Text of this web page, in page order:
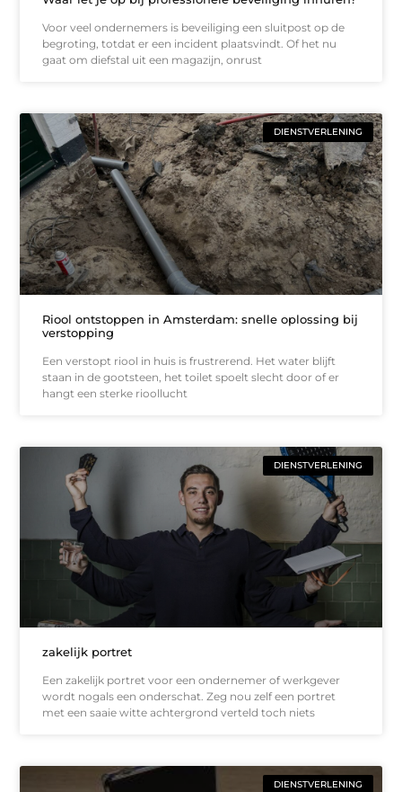
Voor veel ondernemers is beveiliging een sluitpost op de
begroting, totdat er een incident plaatsvindt. Of het nu
gaat om diefstal uit een magazijn, onrust
DIENSTVERLENING
Riool ontstoppen in Amsterdam: snelle oplossing bij
verstopping
Een verstopt riool in huis is frustrerend. Het water blijft
staan in de gootsteen, het toilet spoelt slecht door of er
hangt een sterke rioollucht
DIENSTVERLENING
zakelijk portret
Een zakelijk portret voor een ondernemer of werkgever
wordt nogals een onderschat. Zeg nou zelf een portret
met een saaie witte achtergrond verteld toch niets
DIENSTVERLENING